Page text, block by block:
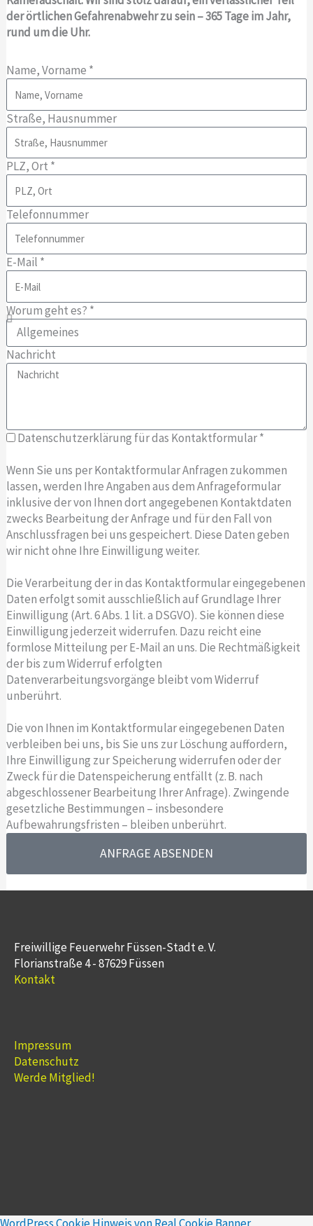
der örtlichen Gefahrenabwehr zu sein – 365 Tage im Jahr,
rund um die Uhr.
Name, Vorname *
Straße, Hausnummer
PLZ, Ort *
Telefonnummer
E-Mail *
Worum geht es? *
Nachricht
Datenschutzerklärung für das Kontaktformular *
Wenn Sie uns per Kontaktformular Anfragen zukommen
lassen, werden Ihre Angaben aus dem Anfrageformular
inklusive der von Ihnen dort angegebenen Kontaktdaten
zwecks Bearbeitung der Anfrage und für den Fall von
Anschlussfragen bei uns gespeichert. Diese Daten geben
wir nicht ohne Ihre Einwilligung weiter.
Die Verarbeitung der in das Kontaktformular eingegebenen
Daten erfolgt somit ausschließlich auf Grundlage Ihrer
Einwilligung (Art. 6 Abs. 1 lit. a DSGVO). Sie können diese
Einwilligung jederzeit widerrufen. Dazu reicht eine
formlose Mitteilung per E-Mail an uns. Die Rechtmäßigkeit
der bis zum Widerruf erfolgten
Datenverarbeitungsvorgänge bleibt vom Widerruf
unberührt.
Die von Ihnen im Kontaktformular eingegebenen Daten
verbleiben bei uns, bis Sie uns zur Löschung auffordern,
Ihre Einwilligung zur Speicherung widerrufen oder der
Zweck für die Datenspeicherung entfällt (z. B. nach
abgeschlossener Bearbeitung Ihrer Anfrage). Zwingende
gesetzliche Bestimmungen – insbesondere
Aufbewahrungsfristen – bleiben unberührt.
ANFRAGE ABSENDEN
Freiwillige Feuerwehr Füssen-Stadt e. V.
Florianstraße 4 - 87629 Füssen
Kontakt
Impressum
Datenschutz
Werde Mitglied!